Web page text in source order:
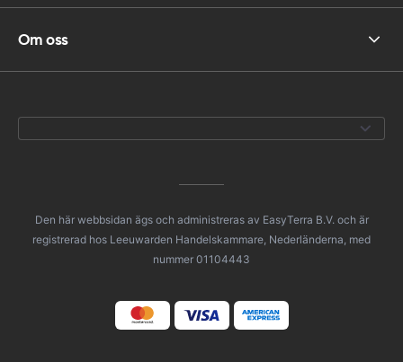
Om oss
Den här webbsidan ägs och administreras av EasyTerra B.V. och är
registrerad hos Leeuwarden Handelskammare, Nederländerna, med
nummer 01104443